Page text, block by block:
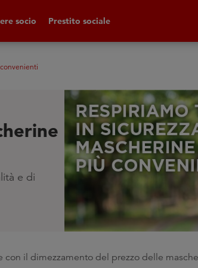
socio Prestito sociale
e di
il dimezzamento del prezzo delle